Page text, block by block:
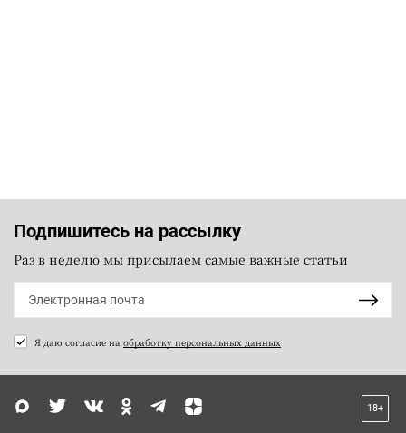
Подпишитесь на рассылку
Раз в неделю мы присылаем самые важные статьи
Я даю согласие на обработку персональных данных
18+